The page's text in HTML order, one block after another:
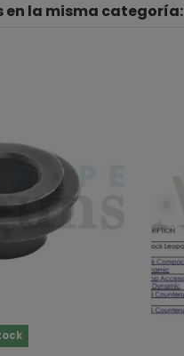
en la misma categoría: